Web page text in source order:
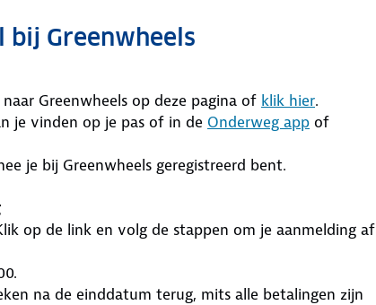
bij Greenwheels
Greenwheels op deze pagina of klik hier.
je vinden op je pas of in de Onderweg app of
je bij Greenwheels geregistreerd bent.
op de link en volg de stappen om je aanmelding af
na de einddatum terug, mits alle betalingen zijn